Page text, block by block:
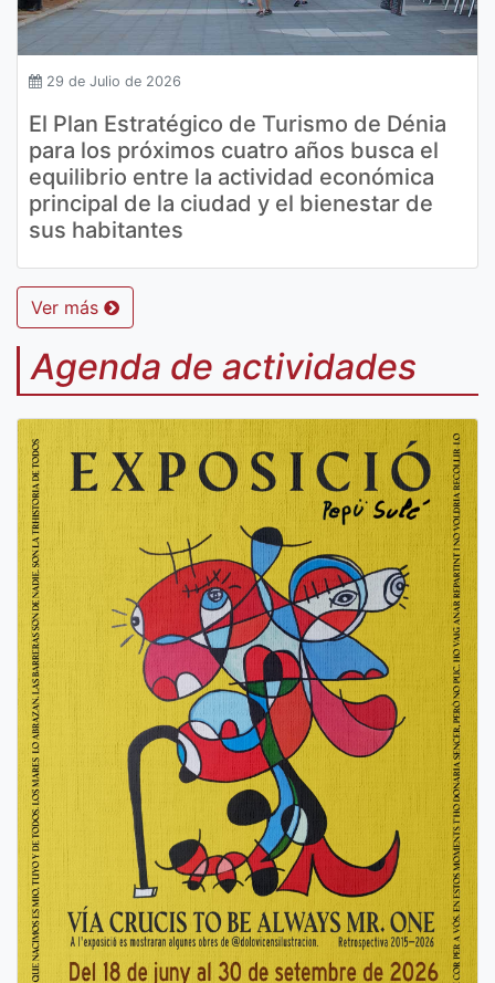
29 de Julio de 2026
El Plan Estratégico de Turismo de Dénia
para los próximos cuatro años busca el
equilibrio entre la actividad económica
principal de la ciudad y el bienestar de
sus habitantes
Ver más
Agenda de actividades